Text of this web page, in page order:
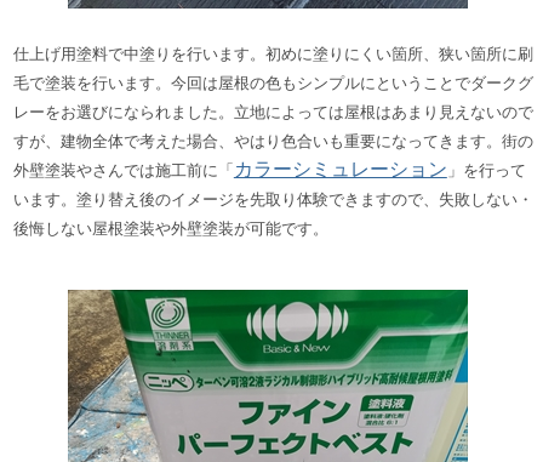
仕上げ用塗料で中塗りを行います。 初めに塗りにくい箇所、狭い箇所に刷
毛で塗装を行います。今回は屋根の色もシンプルにということでダークグ
レーをお選びになられました。立地によっては屋根はあまり見えないので
すが、建物全体で考えた場合、やはり色合いも重要になってきます。 街の
外壁塗装やさんでは施工前に「 カラーシミュレーション 」を行って
います。塗り替え後のイメージを先取り体験できますので、失敗しない・
後悔しない屋根塗装や外壁塗装が可能です。